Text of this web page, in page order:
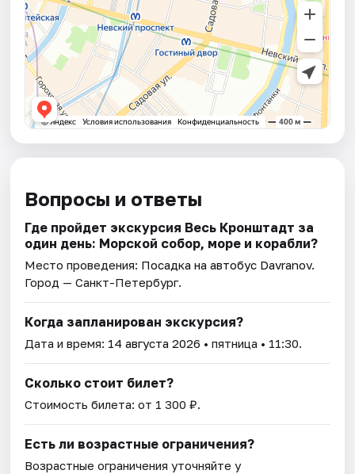
Вопросы и ответы
Где пройдет экскурсия Весь Кронштадт за
один день: Морской собор, море и корабли?
Место проведения: Посадка на автобус Davranov.
Город — Санкт-Петербург.
Когда запланирован экскурсия?
Дата и время: 14 августа 2026 • пятница • 11:30.
Сколько стоит билет?
Стоимость билета: от 1 300 ₽.
Есть ли возрастные ограничения?
Возрастные ограничения уточняйте у